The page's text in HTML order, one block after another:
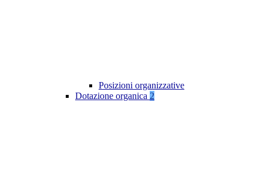
Posizioni organizzative
Dotazione organica 2